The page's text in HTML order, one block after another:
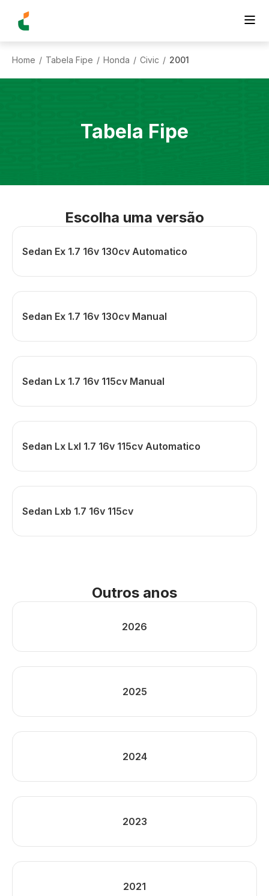
Home / Tabela Fipe / Honda / Civic / 2001
Tabela Fipe
Escolha uma versão
Sedan Ex 1.7 16v 130cv Automatico
Sedan Ex 1.7 16v 130cv Manual
Sedan Lx 1.7 16v 115cv Manual
Sedan Lx Lxl 1.7 16v 115cv Automatico
Sedan Lxb 1.7 16v 115cv
Outros anos
2026
2025
2024
2023
2021